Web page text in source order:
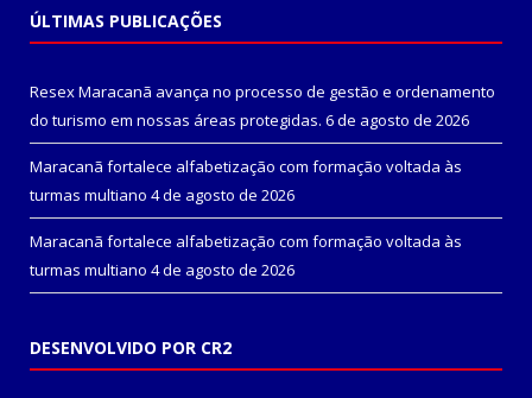
ÚLTIMAS PUBLICAÇÕES
Resex Maracanã avança no processo de gestão e ordenamento
do turismo em nossas áreas protegidas. 6 de agosto de 2026
Maracanã fortalece alfabetização com formação voltada às
turmas multiano 4 de agosto de 2026
Maracanã fortalece alfabetização com formação voltada às
turmas multiano 4 de agosto de 2026
DESENVOLVIDO POR CR2